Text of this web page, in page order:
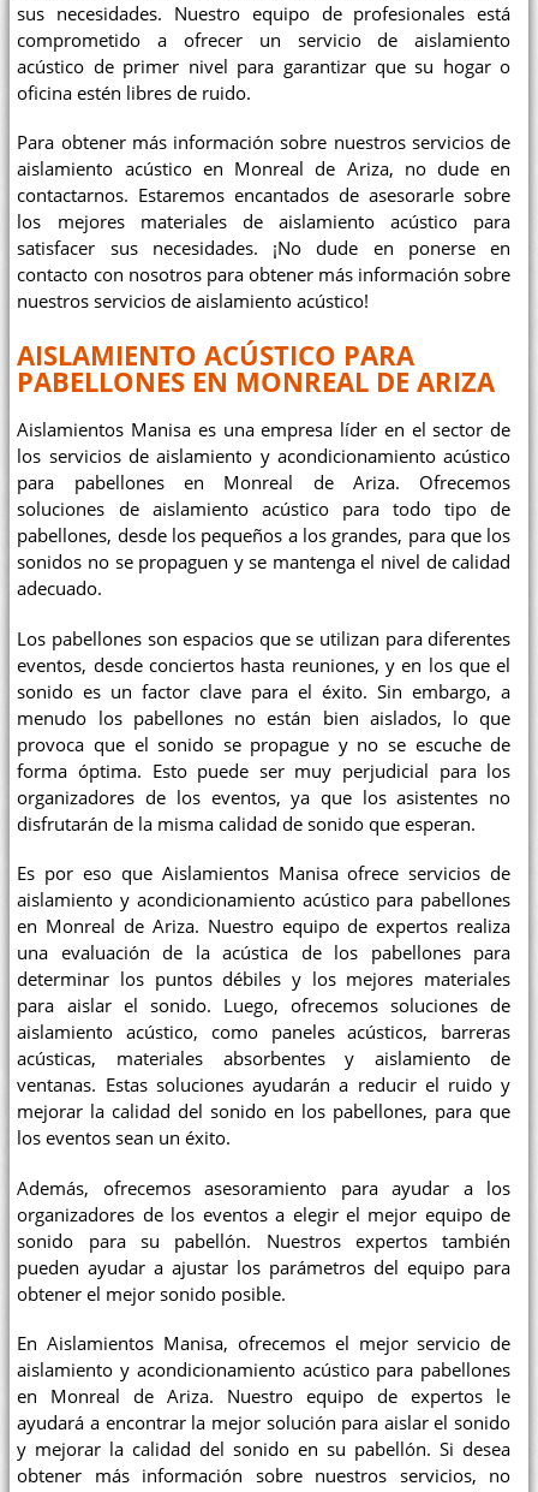
sus necesidades. Nuestro equipo de profesionales está
comprometido a ofrecer un servicio de aislamiento
acústico de primer nivel para garantizar que su hogar o
oficina estén libres de ruido.
Para obtener más información sobre nuestros servicios de
aislamiento acústico en Monreal de Ariza, no dude en
contactarnos. Estaremos encantados de asesorarle sobre
los mejores materiales de aislamiento acústico para
satisfacer sus necesidades. ¡No dude en ponerse en
contacto con nosotros para obtener más información sobre
nuestros servicios de aislamiento acústico!
AISLAMIENTO ACÚSTICO PARA
PABELLONES EN MONREAL DE ARIZA
Aislamientos Manisa es una empresa líder en el sector de
los servicios de aislamiento y acondicionamiento acústico
para pabellones en Monreal de Ariza. Ofrecemos
soluciones de aislamiento acústico para todo tipo de
pabellones, desde los pequeños a los grandes, para que los
sonidos no se propaguen y se mantenga el nivel de calidad
adecuado.
Los pabellones son espacios que se utilizan para diferentes
eventos, desde conciertos hasta reuniones, y en los que el
sonido es un factor clave para el éxito. Sin embargo, a
menudo los pabellones no están bien aislados, lo que
provoca que el sonido se propague y no se escuche de
forma óptima. Esto puede ser muy perjudicial para los
organizadores de los eventos, ya que los asistentes no
disfrutarán de la misma calidad de sonido que esperan.
Es por eso que Aislamientos Manisa ofrece servicios de
aislamiento y acondicionamiento acústico para pabellones
en Monreal de Ariza. Nuestro equipo de expertos realiza
una evaluación de la acústica de los pabellones para
determinar los puntos débiles y los mejores materiales
para aislar el sonido. Luego, ofrecemos soluciones de
aislamiento acústico, como paneles acústicos, barreras
acústicas, materiales absorbentes y aislamiento de
ventanas. Estas soluciones ayudarán a reducir el ruido y
mejorar la calidad del sonido en los pabellones, para que
los eventos sean un éxito.
Además, ofrecemos asesoramiento para ayudar a los
organizadores de los eventos a elegir el mejor equipo de
sonido para su pabellón. Nuestros expertos también
pueden ayudar a ajustar los parámetros del equipo para
obtener el mejor sonido posible.
En Aislamientos Manisa, ofrecemos el mejor servicio de
aislamiento y acondicionamiento acústico para pabellones
en Monreal de Ariza. Nuestro equipo de expertos le
ayudará a encontrar la mejor solución para aislar el sonido
y mejorar la calidad del sonido en su pabellón. Si desea
obtener más información sobre nuestros servicios, no